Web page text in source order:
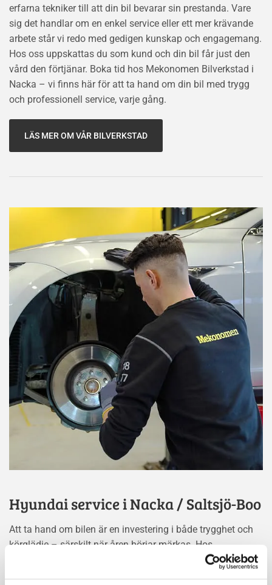
erfarna tekniker till att din bil bevarar sin prestanda. Vare
sig det handlar om en enkel service eller ett mer krävande
arbete står vi redo med gedigen kunskap och engagemang.
Hos oss uppskattas du som kund och din bil får just den
vård den förtjänar. Boka tid hos Mekonomen Bilverkstad i
Nacka – vi finns här för att ta hand om din bil med trygg
och professionell service, varje gång.
LÄS MER OM VÅR BILVERKSTAD
Hyundai service i Nacka / Saltsjö-Boo
Att ta hand om bilen är en investering i både trygghet och
körglädje – särskilt när åren börjar märkas. Hos
Mekonomen Bilverkstad i Nacka möts du av mekaniker